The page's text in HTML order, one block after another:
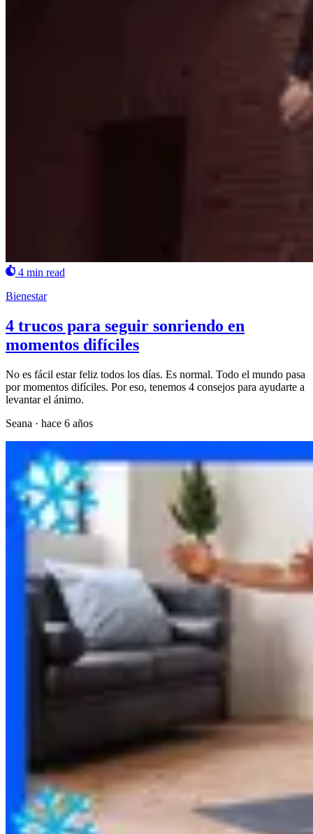
4 min read
Bienestar
4 trucos para seguir sonriendo en
momentos difíciles
No es fácil estar feliz todos los días. Es normal. Todo el mundo pasa
por momentos difíciles. Por eso, tenemos 4 consejos para ayudarte a
levantar el ánimo.
Seana · hace 6 años